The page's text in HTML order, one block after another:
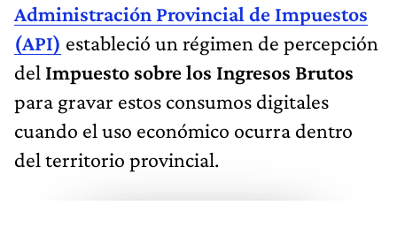
Administración Provincial de Impuestos
(API) estableció un régimen de percepción
del Impuesto sobre los Ingresos Brutos
para gravar estos consumos digitales
cuando el uso económico ocurra dentro
del territorio provincial.